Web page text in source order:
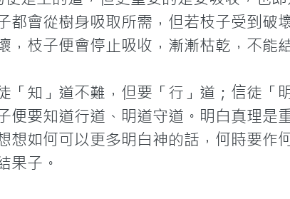
都會從樹身吸取所需，但若枝子受到破
，枝子便會停止吸收，漸漸枯乾，不能
「知」道不難，但要「行」道；信徒「
便要知道行道、明道守道。明白真理是
想如何可以更多明白神的話，何時要作
果子。